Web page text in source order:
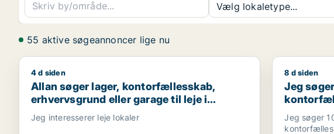
Vælg lokaletype...
55 aktive søgeannoncer lige nu
Allan søger lager, kontorfællesskab, erhvervsgrund eller garage til
4 d siden
Allan søger lager, kontorfællesskab,
erhvervsgrund eller garage til leje i
Ringsted
Jeg interesserer leje lokaler
Jeg søger
8 d siden
Jeg
Jeg søger